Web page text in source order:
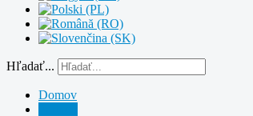
Hľadať...
Domov